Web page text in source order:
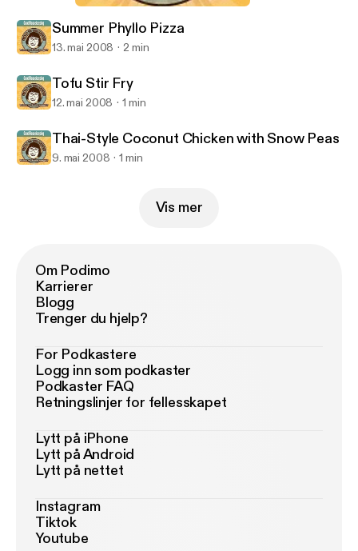
Good Housekeeping: What's for Dinner?
Summer Phyllo Pizza
13. mai 2008 2 min
Tofu Stir Fry
12. mai 2008 1 min
Thai-Style Coconut Chicken with Snow Peas
9. mai 2008 1 min
Vis mer
Om Podimo
Karrierer
Blogg
Trenger du hjelp?
For Podkastere
Logg inn som podkaster
Podkaster FAQ
Retningslinjer for fellesskapet
Lytt på iPhone
Lytt på Android
Lytt på nettet
Instagram
Tiktok
Youtube